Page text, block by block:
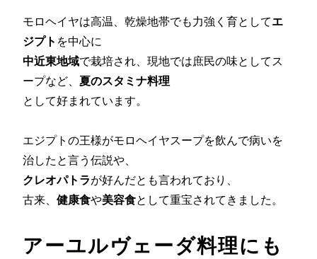
モロヘイヤは高温、乾燥地帯でも力強く育としてエ
ジプト を中心に
中近東地域で栽培され、現地では庶民の味としてス
ープなど、夏のスタミナ料理
として好まれています。
エジプトの王様がモロヘイヤスープを飲んで病いを
治したと言う伝説や、
クレオパトラが好んだとも言われており、
古来、健康食や美容食として重宝されてきました。
アーユルヴェーダ料理にも